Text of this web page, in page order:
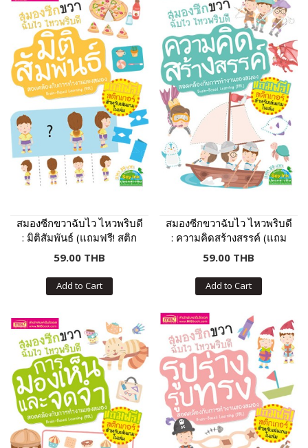
สมองซีกขวาฉับไว ไหวพริบดี
: มิติสัมพันธ์ (แถมฟรี! สติก
เกอร์)
59.00 THB
Add to Cart
สมองซีกขวาฉับไว ไหวพริบดี
: ความคิดสร้างสรรค์ (แถม
ฟรี! สติกเกอร์)
59.00 THB
Add to Cart